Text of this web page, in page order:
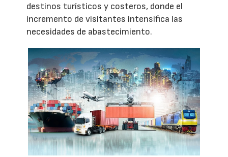
destinos turísticos y costeros, donde el
incremento de visitantes intensifica las
necesidades de abastecimiento.